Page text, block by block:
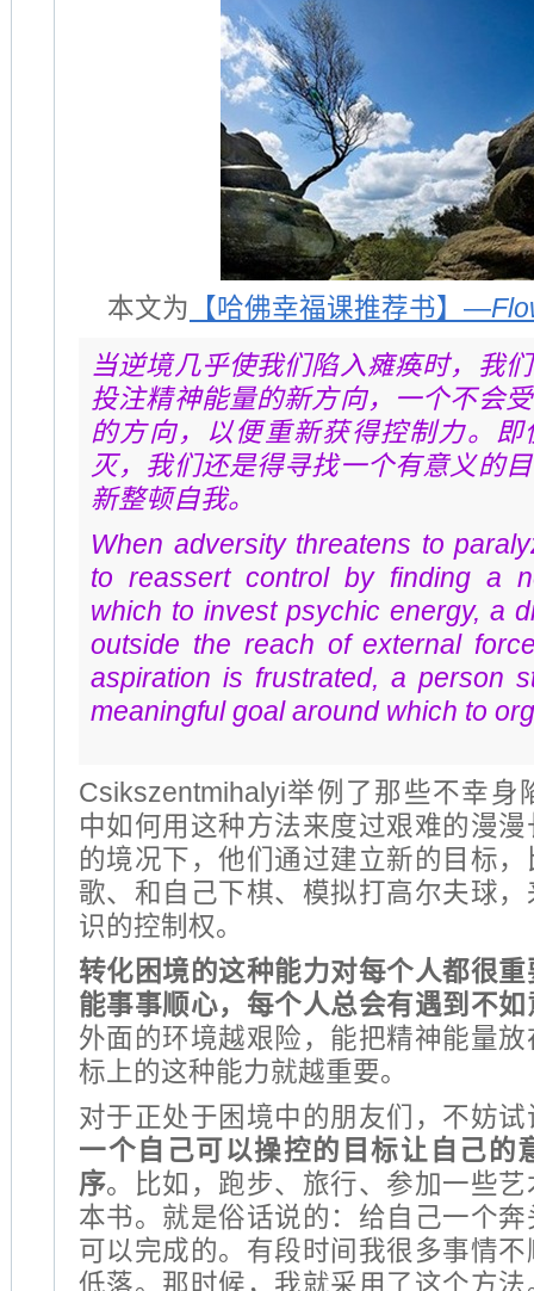
本文为 【哈佛幸福课推荐书】—
当逆境几乎使我们陷入瘫痪时，我
投注精神能量的新方向，一个不会
的方向，以便重新获得控制力。
灭，我们还是得寻找一个有意义的
新整顿自我。
When adversity threatens to
to reassert control by finding a
which to invest psychic energy, a
outside the reach of external
aspiration is frustrated, a person
meaningful goal around which to
Csikszentmihalyi举例了那些不幸身
中如何用这种方法来度过艰难的漫
的境况下，他们通过建立新的目标
歌、和自己下棋、模拟打高尔夫球
识的控制权。
转化困境的这种能力对每个人都很
能事事顺心，每个人总会有遇到不
外面的环境越艰险，能把精神能量
标上的这种能力就越重要。
对于正处于困境中的朋友们，不妨
一个自己可以操控的目标让自己的
序。比如，跑步、旅行、参加一些
本书。就是俗话说的：给自己一个
可以完成的。有段时间我很多事情
低落。那时候，我就采用了这个方